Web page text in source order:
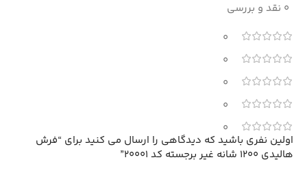
0 نقد و بررسی
0
0
0
0
0
اولین نفری باشید که دیدگاهی را ارسال می کنید برای “فرش
هالیدی 1200 شانه غیر برجسته کد 20001”